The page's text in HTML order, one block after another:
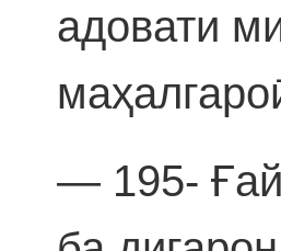
адовати
— 195-